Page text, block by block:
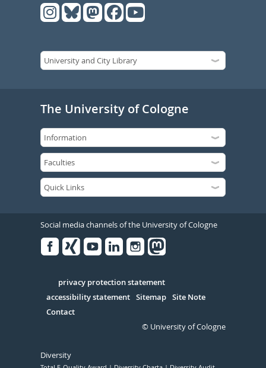
The University of Cologne
Social media channels of the University of Cologne
Serivce
privacy protection statement
accessibility statement Sitemap Site Note
Contact
© University of Cologne
Diversity